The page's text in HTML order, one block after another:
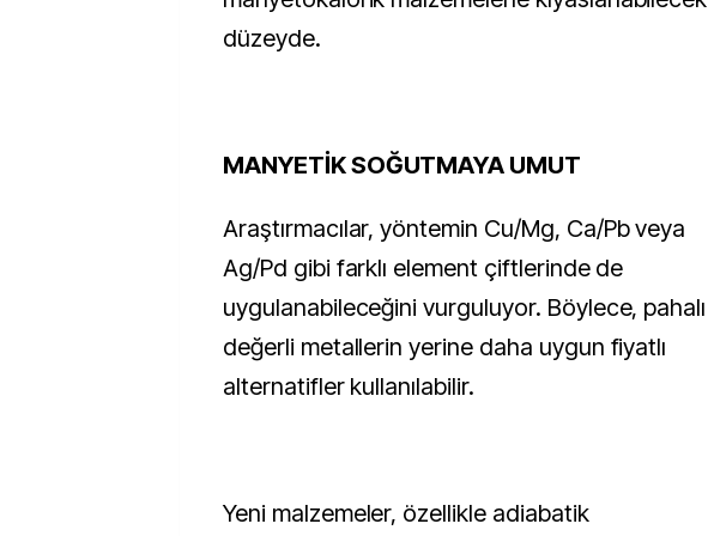
düzeyde.
MANYETİK SOĞUTMAYA UMUT
Araştırmacılar, yöntemin Cu/Mg, Ca/Pb veya
Ag/Pd gibi farklı element çiftlerinde de
uygulanabileceğini vurguluyor. Böylece, pahalı
değerli metallerin yerine daha uygun fiyatlı
alternatifler kullanılabilir.
Yeni malzemeler, özellikle adiabatik